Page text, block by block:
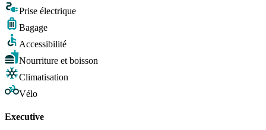
Prise électrique
Bagage
Accessibilité
Nourriture et boisson
Climatisation
Vélo
Executive